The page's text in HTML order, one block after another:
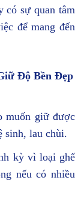
có sự quan tâm
để mang đến
Độ Bền Đẹp
muốn giữ được
sinh, lau chùi.
kỳ vì loại ghế
nếu có nhiều